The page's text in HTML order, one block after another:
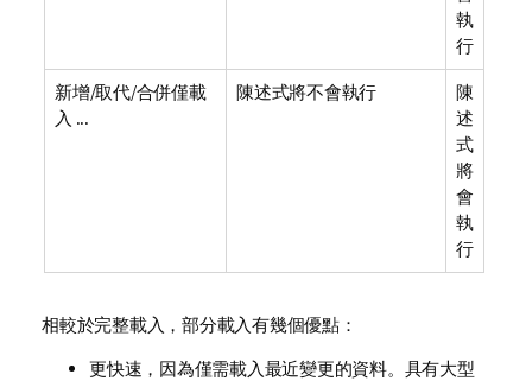
執
行
新增/取代/合併僅載
入 ...
陳述式將不會執行
陳
述
式
將
會
執
行
相較於完整載入，部分載入有幾個優點：
更快速，因為僅需載入最近變更的資料。具有大型